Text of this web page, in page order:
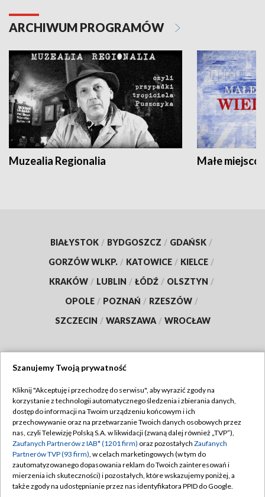
ARCHIWUM PROGRAMÓW
Muzealia Regionalia Małe
BIAŁYSTOK / BYDGOSZCZ / GDAŃSK /
GORZÓW WLKP. / KATOWICE / KIELCE /
KRAKÓW / LUBLIN / ŁÓDŹ / OLSZTYN /
OPOLE / POZNAŃ / RZESZÓW /
SZCZECIN / WARSZAWA / WROCŁAW
TVP
Abonament TVP
Emisja w TVP
Centrum informacji TVP
Naziemna Telewizja Cyfrowa
Regulamin TVP
Polityka prywatności
Moje zgody
Pomoc
Szanujemy Twoją prywatność
Kliknij "Akceptuję i przechodzę do serwisu", aby wyrazić zgody na
korzystanie z technologii automatycznego śledzenia i zbierania danych,
dostęp do informacji na Twoim urządzeniu końcowym i ich
przechowywanie oraz na przetwarzanie Twoich danych osobowych przez
nas, czyli Telewizję Polską S.A. w likwidacji (zwaną dalej również „TVP”),
Zaufanych Partnerów z IAB* (1201 firm) oraz pozostałych Zaufanych
Partnerów TVP (93 firm), w celach marketingowych (w tym do
zautomatyzowanego dopasowania reklam do Twoich zainteresowań i
mierzenia ich skuteczności) i pozostałych, które wskazujemy poniżej, a
także zgody na udostępnianie przez nas identyfikatora PPID do Google.